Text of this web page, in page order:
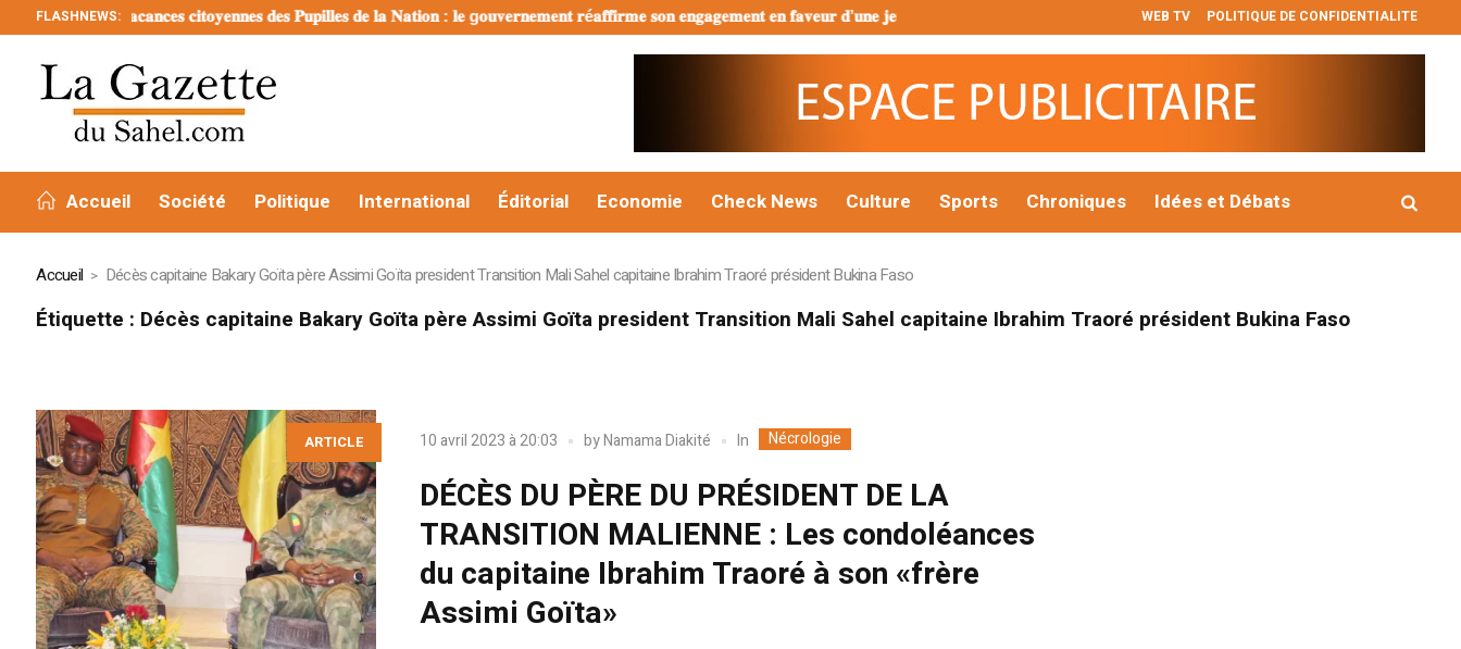
WEB TV POLITIQUE DE CONFIDENTIALITE
FLASHNEWS:
𝐕𝐚𝐜𝐚𝐧𝐜𝐞𝐬 𝐜𝐢𝐭𝐨𝐲𝐞𝐧𝐧𝐞𝐬 𝐝𝐞𝐬 𝐏𝐮𝐩𝐢𝐥𝐥𝐞𝐬 𝐝𝐞 𝐥𝐚 𝐍𝐚𝐭𝐢𝐨𝐧 : 𝐥𝐞 g𝐨𝐮𝐯𝐞𝐫𝐧𝐞𝐦𝐞𝐧𝐭 𝐫é𝐚𝐟𝐟𝐢𝐫𝐦𝐞 𝐬𝐨𝐧 𝐞𝐧𝐠𝐚𝐠𝐞𝐦𝐞𝐧𝐭 𝐞𝐧 𝐟𝐚𝐯𝐞𝐮𝐫 𝐝’𝐮𝐧𝐞 𝐣𝐞𝐮𝐧𝐞𝐬𝐬𝐞 é𝐩𝐚𝐧𝐨𝐮𝐢𝐞 𝐞𝐭 𝐫𝐞𝐬𝐩𝐨𝐧𝐬𝐚𝐛𝐥𝐞 Vérification de l’INSP : une série de graves
Accueil Société Politique International Éditorial Economie Check News Culture Sports Chroniques Idées et Débats
Accueil Décès capitaine Bakary Goïta père Assimi Goïta president Transition Mali Sahel capitaine Ibrahim Traoré président Bukina Faso
Étiquette : Décès capitaine Bakary Goïta père Assimi Goïta president Transition Mali Sahel capitaine Ibrahim Traoré président Bukina Faso
ARTICLE 10 avril 2023 à 20:03 byNamama Diakité In Nécrologie
DÉCÈS DU PÈRE DU PRÉSIDENT DE LA
TRANSITION MALIENNE : Les condoléances
du capitaine Ibrahim Traoré à son «frère
Assimi Goïta»